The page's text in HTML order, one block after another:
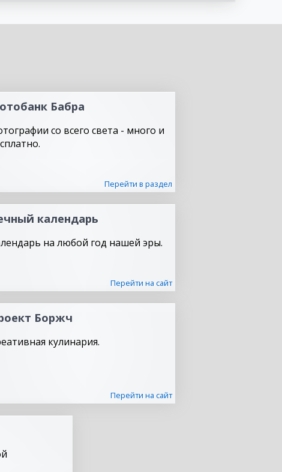
Бабра
со всего света - много и
Перейти в раздел
календарь
на любой год нашей эры.
Перейти на сайт
Боржч
кулинария.
Перейти на сайт